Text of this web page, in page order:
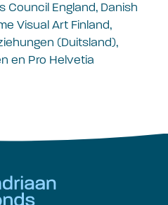
Council England, Danish
Visual Art Finland,
(Duitsland),
en Pro Helvetia